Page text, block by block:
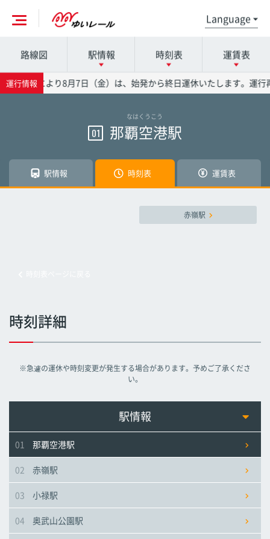
各駅の詳細は駅名を押してください
那覇空港駅
赤嶺駅
県庁前駅
美栄橋駅
牧志駅
おもろまち駅
時刻表の詳細は駅名を押してください
那覇空港駅
赤嶺駅
県庁前駅
美栄橋駅
牧志駅
おもろまち駅
運賃表の詳細は駅名を押してください
那覇空港駅
赤嶺駅
県庁前駅
美栄橋駅
牧志駅
おもろまち駅
路線図 駅情報 時刻表 運賃表
運行情報
の影響により8月7日（金）は、始発から終日運休いたします。運行
なはくうこう
01 那覇空港駅
駅情報 時刻表 運賃表
赤嶺駅
時刻詳細
※急遽の運休や時刻変更が発生する場合があります。予めご了承くださ
い。
駅情報
01 那覇空港駅
02 赤嶺駅
03 小禄駅
04 奥武山公園駅